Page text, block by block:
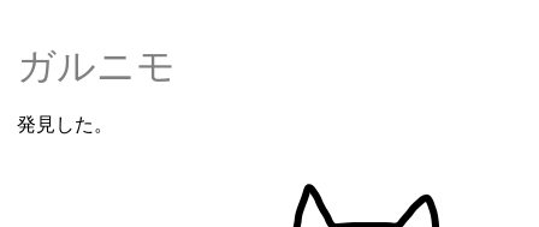
ガルニモ
発見した。